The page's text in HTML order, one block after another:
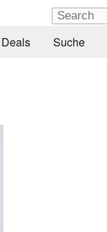
Deals Suche